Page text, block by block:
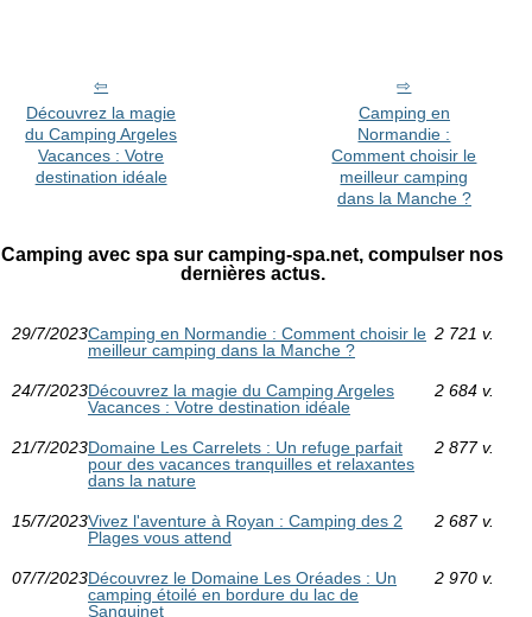
Découvrez la magie
du Camping Argeles
Vacances : Votre
destination idéale
Camping en
Normandie :
Comment choisir le
meilleur camping
dans la Manche ?
Camping avec spa sur camping-spa.net, compulser nos
dernières actus.
29/7/2023Camping en Normandie : Comment choisir le
meilleur camping dans la Manche ?
2 721 v.
24/7/2023Découvrez la magie du Camping Argeles
Vacances : Votre destination idéale
2 684 v.
21/7/2023Domaine Les Carrelets : Un refuge parfait
pour des vacances tranquilles et relaxantes
dans la nature
2 877 v.
15/7/2023Vivez l'aventure à Royan : Camping des 2
Plages vous attend
2 687 v.
07/7/2023Découvrez le Domaine Les Oréades : Un
camping étoilé en bordure du lac de
Sanguinet
2 970 v.